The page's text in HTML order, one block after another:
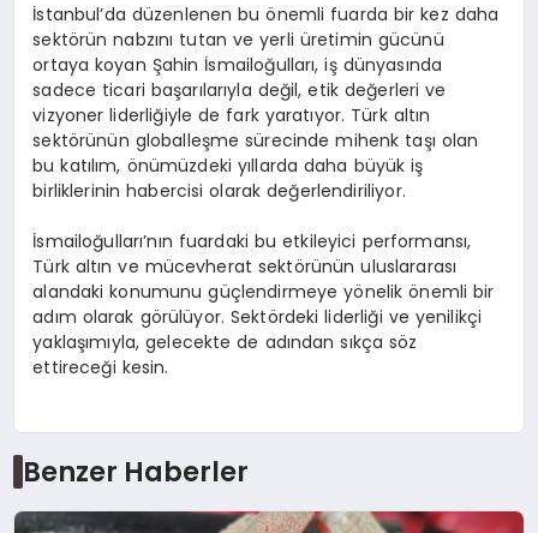
İstanbul’da düzenlenen bu önemli fuarda bir kez daha
sektörün nabzını tutan ve yerli üretimin gücünü
ortaya koyan Şahin İsmailoğulları, iş dünyasında
sadece ticari başarılarıyla değil, etik değerleri ve
vizyoner liderliğiyle de fark yaratıyor. Türk altın
sektörünün globalleşme sürecinde mihenk taşı olan
bu katılım, önümüzdeki yıllarda daha büyük iş
birliklerinin habercisi olarak değerlendiriliyor.
İsmailoğulları’nın fuardaki bu etkileyici performansı,
Türk altın ve mücevherat sektörünün uluslararası
alandaki konumunu güçlendirmeye yönelik önemli bir
adım olarak görülüyor. Sektördeki liderliği ve yenilikçi
yaklaşımıyla, gelecekte de adından sıkça söz
ettireceği kesin.
Benzer Haberler